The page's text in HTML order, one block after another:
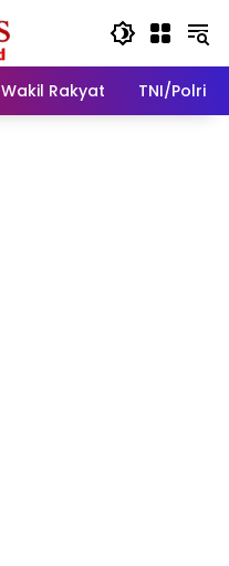
Wakil Rakyat TNI/Polri